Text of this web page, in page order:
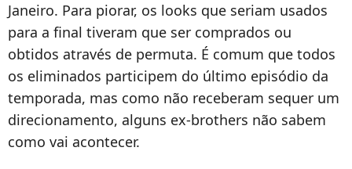
Janeiro. Para piorar, os looks que seriam usados
para a final tiveram que ser comprados ou
obtidos através de permuta. É comum que todos
os eliminados participem do último episódio da
temporada, mas como não receberam sequer um
direcionamento, alguns ex-brothers não sabem
como vai acontecer.